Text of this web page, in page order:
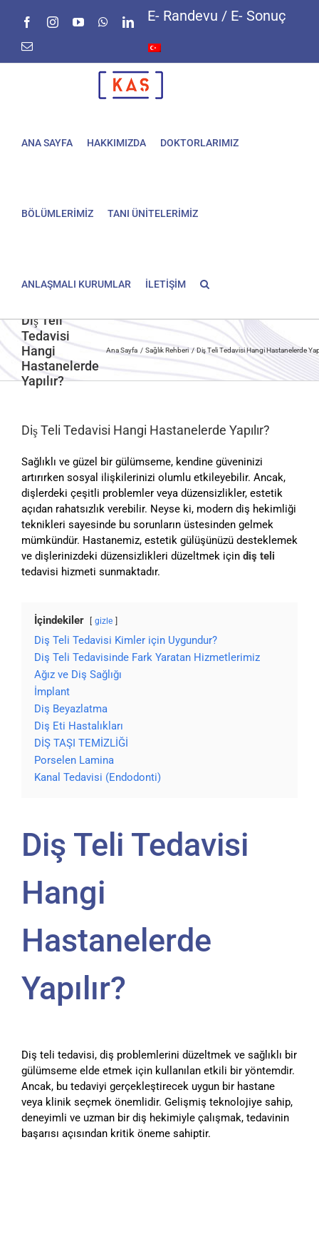
FacebookInstagramYouTubeWhatsAppLinkedIn
E-
E- Randevu / E- Sonuç
ANA SAYFA HAKKIMIZDA DOKTORLARIMIZ
BÖLÜMLERİMİZ TANI ÜNİTELERİMİZ
ANLAŞMALI KURUMLAR İLETİŞİM
Diş Teli
Tedavisi
Hangi
Hastanelerde
Yapılır?
Ana Sayfa Sağlık Rehberi Diş Teli Tedavisi Hangi Hastanelerde
Diş Teli Tedavisi Hangi Hastanelerde Yapılır?
Sağlıklı ve güzel bir gülümseme, kendine güveninizi
artırırken sosyal ilişkilerinizi olumlu etkileyebilir. Ancak,
dişlerdeki çeşitli problemler veya düzensizlikler, estetik
açıdan rahatsızlık verebilir. Neyse ki, modern diş hekimliği
teknikleri sayesinde bu sorunların üstesinden gelmek
mümkündür. Hastanemiz, estetik gülüşünüzü desteklemek
ve dişlerinizdeki düzensizlikleri düzeltmek için diş teli
tedavisi hizmeti sunmaktadır.
İçindekiler gizle
Diş Teli Tedavisi Kimler için Uygundur?
Diş Teli Tedavisinde Fark Yaratan Hizmetlerimiz
Ağız ve Diş Sağlığı
İmplant
Diş Beyazlatma
Diş Eti Hastalıkları
DİŞ TAŞI TEMİZLİĞİ
Porselen Lamina
Kanal Tedavisi (Endodonti)
Diş Teli Tedavisi
Hangi
Hastanelerde
Yapılır?
Diş teli tedavisi, diş problemlerini düzeltmek ve sağlıklı bir
gülümseme elde etmek için kullanılan etkili bir yöntemdir.
Ancak, bu tedaviyi gerçekleştirecek uygun bir hastane
veya klinik seçmek önemlidir. Gelişmiş teknolojiye sahip,
deneyimli ve uzman bir diş hekimiyle çalışmak, tedavinin
başarısı açısından kritik öneme sahiptir.